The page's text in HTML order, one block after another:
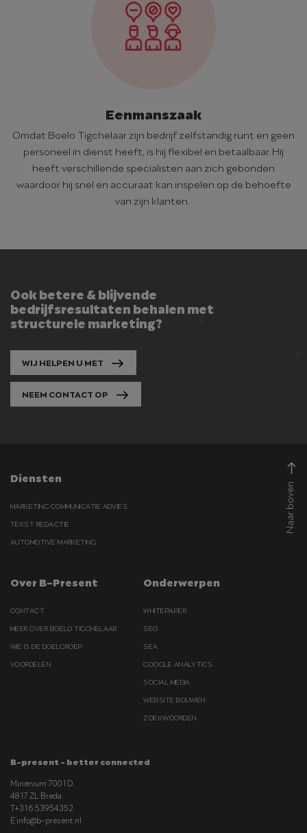
Eenmanszaak
Omdat Boelo Tigchelaar zijn bedrijf zelfstandig runt en geen
personeel in dienst heeft, is hij flexibel en betaalbaar. Hij
heeft verschillende specialisten aan zich gebonden
waardoor hij snel en accuraat kan inspelen op de behoefte
van zijn klanten.
Ook betere & blijvende
bedrijfsresultaten behalen met
structurele marketing?
WIJ HELPEN U MET
NEEM CONTACT OP
Naar boven
Diensten
MARKETING COMMUNICATIE ADVIES
TEKST REDACTIE
AUTOMOTIVE MARKETING
Over B-Present
CONTACT
MEER OVER BOELO TIGCHELAAR
WIE IS DE DOELGROEP
VOORDELEN
Onderwerpen
WHITEPAPER
SEO
SEA
GOOGLE ANALYTICS
SOCIAL MEDIA
WEBSITE BOUWEN
ZOEKWOORDEN
B-present - better connected
Minervum 7001 D
4817 ZL Breda
T+31 6 53954352
E info@b-present.nl